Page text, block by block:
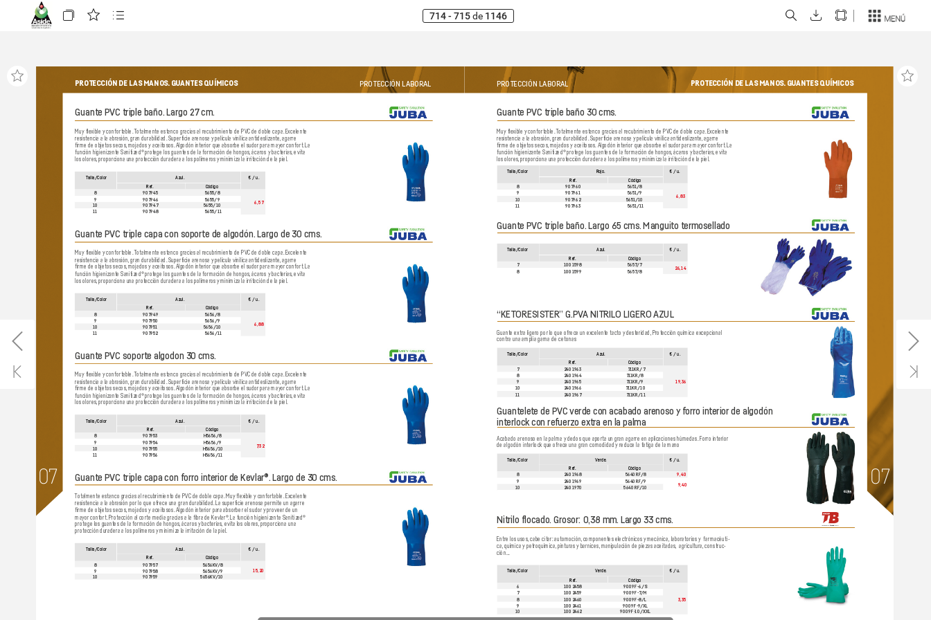
714 - 715 de 1146
PROTECCIÓN LABORAL
07
PROTECCIÓN DE LAS MANOS. GUANTES QUÍMICOS
Guante PVC triple baño. Largo 27 cm.
Muy flexible y confortable. Totalmente estanco gracias al recubrimiento de PVC de doble capa. Excelente
resistencia a la abrasión, gran durabilidad. Superficie arenosa y película vinílica antideslizante, agarre
firme de objetos secos, mojados y aceitosos. Algodón interior que absorbe el sudor para mayor confort. La
función higienizante Sanitized® protege los guantes de la formación de hongos, ácaros y bacterias, evita
los olores, proporciona una protección duradera a los polímeros y minimiza la irritación de la piel.
Talla/Color Azul. € / u.
Ref. Código
8 907945 5655/8
6,57
9 907946 5655/9
10 907947 5655/10
11 907948 5655/11
Guante PVC triple capa con soporte de algodón. Largo de 30 cms.
Muy flexible y confortable. Totalmente estanco gracias al recubrimiento de PVC de doble capa. Excelente
resistencia a la abrasión, gran durabilidad. Superficie arenosa y película vinílica antideslizante, agarre
firme de objetos secos, mojados y aceitosos. Algodón interior que absorbe el sudor para mayor confort. La
función higienizante Sanitized® protege los guantes de la formación de hongos, ácaros y bacterias, evita
los olores, proporciona una protección duradera a los polímeros y minimiza la irritación de la piel.
Talla/Color Azul. € / u.
Ref. Código
8 907949
5656/8
6,88
9 907950 5656/9
10 907951 5656/10
11 907952 5656/11
Guante PVC soporte algodon 30 cms.
Muy flexible y confortable. Totalmente estanco gracias al recubrimiento de PVC de doble capa. Excelente
resistencia a la abrasión, gran durabilidad. Superficie arenosa y película vinílica antideslizante, agarre
firme de objetos secos, mojados y aceitosos. Algodón interior que absorbe el sudor para mayor confort. La
función higienizante Sanitized® protege los guantes de la formación de hongos, ácaros y bacterias, evita
los olores, proporciona una protección duradera a los polímeros y minimiza la irritación de la piel.
Talla/Color Azul. € / u.
Ref. Código
8 907953
H5656/8
7,32
9 907954
H5656/9
10
907955
H5656/10
11
907956 H5656/11
Guante PVC triple capa con forro interior de Kevlar®. Largo de 30 cms.
Totalmente estanco gracias al recubrimiento de PVC de doble capa. Muy flexible y confortable.
Excelente
resistencia a la abrasión por lo que ofrece una gran durabilidad.
La superficie arenosa permite un agarre
firme de objetos secos, mojados y aceitosos. Algodón interior para absorber el sudor y proveer de un
mayor confort. Protección al corte media gracias a la fibra de Kevlar®. La función higienizante Sanitized®
protege los guantes de la formación de hongos, ácaros y bacterias, evita los olores, proporciona una
protección duradera a los polímeros y minimiza la irritación de la piel.
Talla/Color Azul.
€ / u.
Ref. Código
8 907957 5656KV/8
15,20
9 907958 5656KV/9
10
907959 5656KV/10
PROTECCIÓN LABORAL
07
PROTECCIÓN DE LAS MANOS. GUANTES QUÍMICOS
Guante PVC triple baño 30 cms.
Muy flexible y confortable. Totalmente estanco gracias al recubrimiento de PVC de doble capa. Excelente
resistencia a la abrasión, gran durabilidad. Superficie arenosa y película vinílica antideslizante, agarre
firme de objetos secos, mojados y aceitosos. Algodón interior que absorbe el sudor para mayor confort. La
función higienizante Sanitized® protege los guantes de la formación de hongos, ácaros y bacterias, evita
los olores, proporciona una protección duradera a los polímeros y minimiza la irritación de la piel.
Talla/Color Rojo. € / u.
Ref. Código
8 907960
5651/8
6,83
9 907961
5651/9
10
907962
5651/10
11
907963 5651/11
Guante PVC triple baño. Largo 65 cms. Manguito termosellado
Talla/Color Azul. € / u.
Ref. Código
7 1001598 5657/7
26,14
8 1001599 5657/8
“KETORESISTER” G.PVA NITRILO LIGERO AZUL
Guante extra ligero por lo que ofrece un excelente tacto y desteridad, Protección química excepcional
contra una amplia gama de cetonas
Talla/Color Azul.
€ / u.
Ref. Código
7 2401963 711KR/7
19,36
8 2401964
711KR/8
9
2401965
711KR/9
10
2401966
711KR/10
11
2401967 711KR/11
Guantelete de PVC verde con acabado arenoso y forro interior de algodón
interlock con refuerzo extra en la palma
Acabado arenoso en la palma y dedos que aporta un gran agarre en aplicaciones húmedas. Forro interior
de algodón interlock que ofrece una gran comodidad y reduce la fatiga de la mano
Talla/Color Verde.
€ / u.
Ref. Código
8 2401968 5640RF/8 9,40
9 2401969 5640RF/9
9,40
10 2401970 5640RF/10
Nitrilo flocado. Grosor: 0,38 mm. Largo 33 cms.
Entre los usos, cabe citar: automoción, componentes electrónicos y mecánica, laboratorios y farmacéuti-
ca, química y petroquímica, pinturas y barnices, manipulación de piezas aceitadas,
  agricultura,
construc-
ción…
Talla/Color Verde.
€ / u.
Ref. Código
6 1002458 9009F-6/S
3,35
7 1002459 9009F-7/M
8
1002460 9009F-8/L
9
1002461 9009F-9/XL
10
1002462 9009F-10/XXL